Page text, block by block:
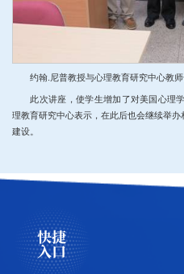
约翰.尼普教授与心理教育研究中心教
此次讲座，使学生增加了对美国心理
理教育研究中心表示，在此后也会继续举
建设。
快捷
入口